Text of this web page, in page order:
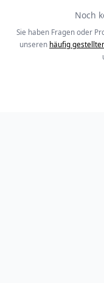
Noch
Sie haben Fragen oder
unseren häufig